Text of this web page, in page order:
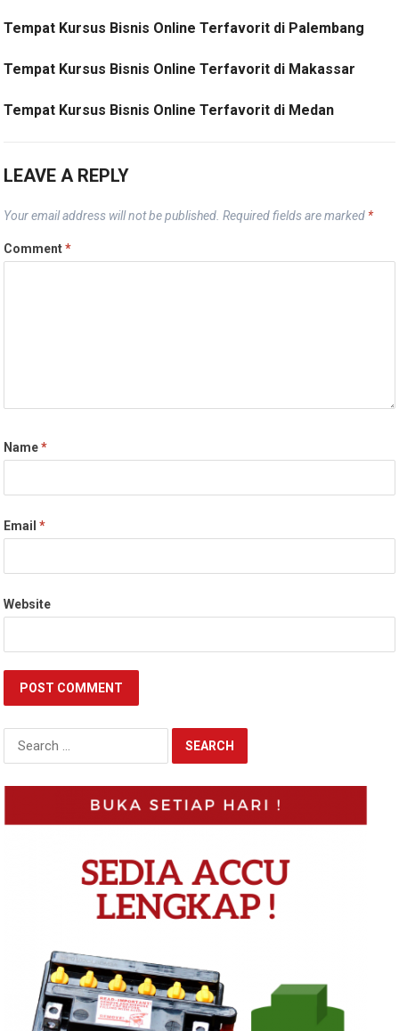
Tempat Kursus Bisnis Online Terfavorit di Palembang
Tempat Kursus Bisnis Online Terfavorit di Makassar
Tempat Kursus Bisnis Online Terfavorit di Medan
LEAVE A REPLY
Your email address will not be published. Required fields are marked *
Comment*
Name*
Email*
Website
Search